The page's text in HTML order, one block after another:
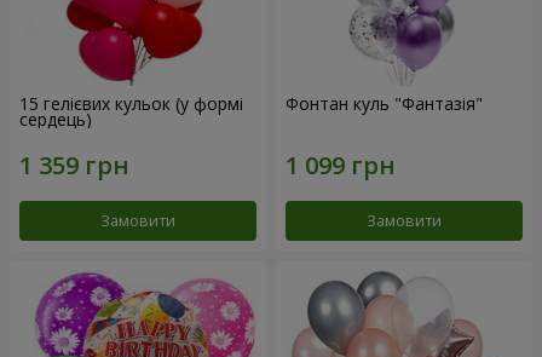
15 гелієвих кульок (у формі
сердець)
Замовити
Фонтан куль "Фантазія"
Замовити